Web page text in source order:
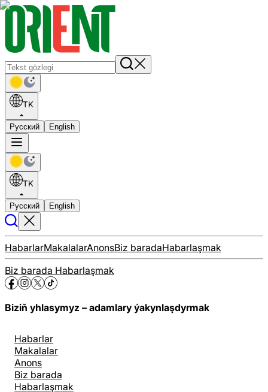
TK
Русский English
TK
Русский English
HabarlarMakalalarAnonsBiz baradaHabarlaşmak
Biz barada Habarlaşmak
Biziň yhlasymyz – adamlary ýakynlaşdyrmak
Habarlar
Makalalar
Anons
Biz barada
Habarlaşmak